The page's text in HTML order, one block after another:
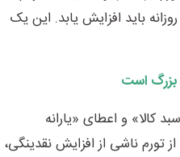
باید افزایش یابد. این یک
بزرگ است
کالا» و اعطای «یارانه
تورم ناشی از افزایش نقدینگی،